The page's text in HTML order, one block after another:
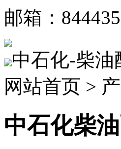
邮箱：
中石化-柴油
网站首页 >
中石化柴